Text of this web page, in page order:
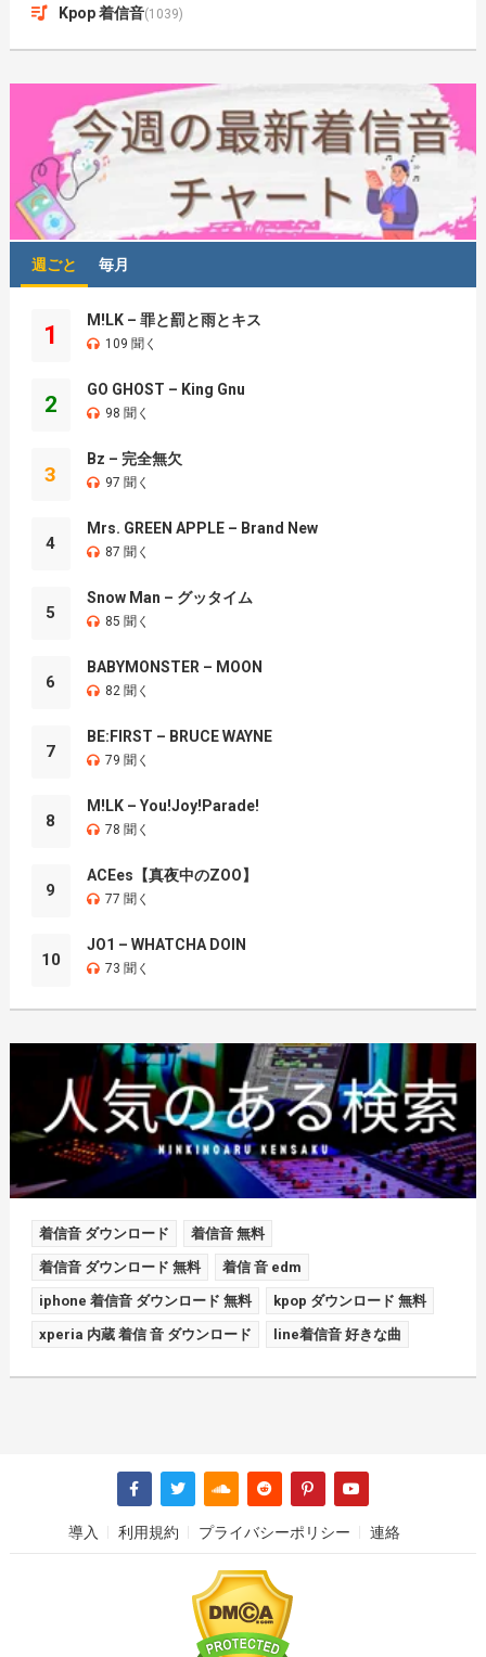
Kpop 着信音(1039)
週ごと 毎月
1
M!LK – 罪と罰と雨とキス
109 聞く
2
GO GHOST – King Gnu
98 聞く
3
Bz – 完全無欠
97 聞く
4
Mrs. GREEN APPLE – Brand New
87 聞く
5
Snow Man – グッタイム
85 聞く
6
BABYMONSTER – MOON
82 聞く
7
BE:FIRST – BRUCE WAYNE
79 聞く
8
M!LK – You!Joy!Parade!
78 聞く
9
ACEes【真夜中のZOO】
77 聞く
10
JO1 – WHATCHA DOIN
73 聞く
着信音 ダウンロード 着信音 無料
着信音 ダウンロード 無料 着信 音 edm
iphone 着信音 ダウンロード 無料 kpop ダウンロード 無料
xperia 内蔵 着信 音 ダウンロード line着信音 好きな曲
導入 利用規約 プライバシーポリシー 連絡